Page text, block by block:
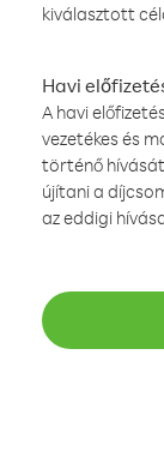
kiválasztott
Havi
A havi
vezetékes és
történő
újítani a
az eddigi